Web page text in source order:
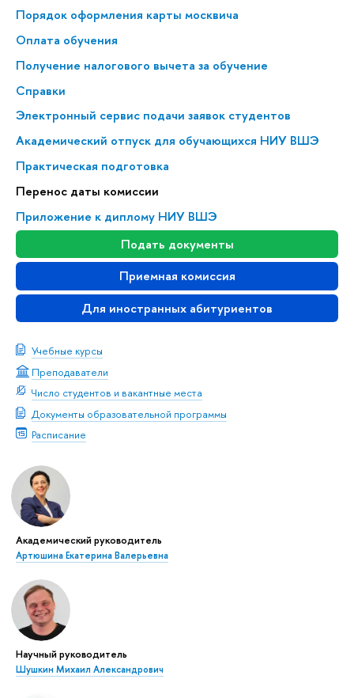
Порядок оформления карты москвича
Оплата обучения
Получение налогового вычета за обучение
Справки
Электронный сервис подачи заявок студентов
Академический отпуск для обучающихся НИУ ВШЭ
Практическая подготовка
Перенос даты комиссии
Приложение к диплому НИУ ВШЭ
Подать документы
Приемная комиссия
Для иностранных абитуриентов
Учебные курсы
Преподаватели
Число студентов и вакантные места
Документы образовательной программы
Расписание
Академический руководитель
Артюшина Екатерина Валерьевна
Научный руководитель
Шушкин Михаил Александрович